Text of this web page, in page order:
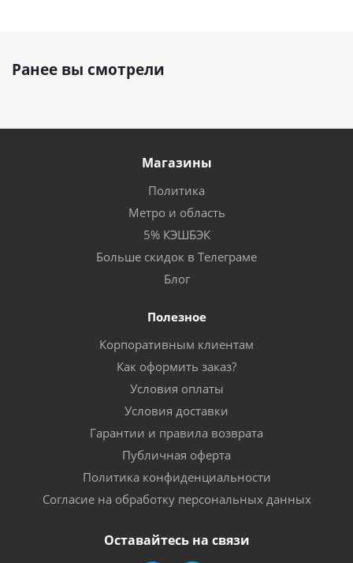
Ранее вы смотрели
Магазины
Политика
Метро и область
5% КЭШБЭК
Больше скидок в Телеграме
Блог
Полезное
Корпоративным клиентам
Как оформить заказ?
Условия оплаты
Условия доставки
Гарантии и правила возврата
Публичная оферта
Политика конфиденциальности
Согласие на обработку персональных данных
Оставайтесь на связи